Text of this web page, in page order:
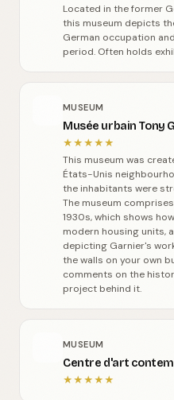
Located in the former
this museum depicts
German occupation
period. Often holds
MUSEUM
Musée urbain Tony
★★★★★
This museum was
États-Unis
the inhabitants were
The museum
1930s, which shows
modern housing units,
depicting Garnier's
the walls on your own
comments on the
project behind it.
MUSEUM
Centre d'art
★★★★★